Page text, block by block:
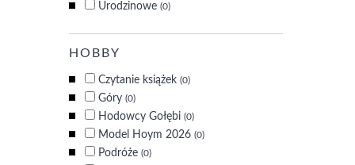
Urodzinowe (0)
HOBBY
Czytanie książek (0)
Góry (0)
Hodowcy Gołębi (0)
Model Hoym 2026 (0)
Podróże (0)